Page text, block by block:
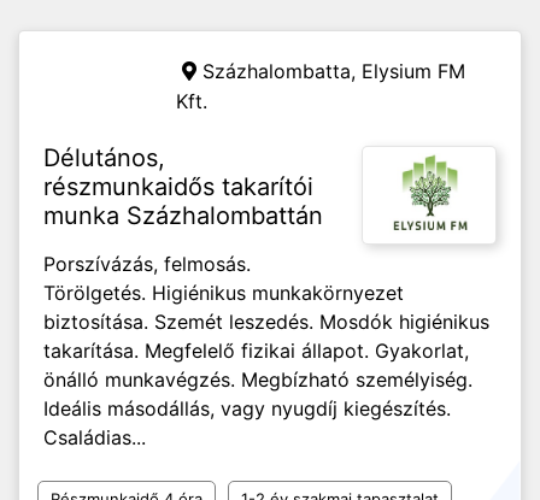
Százhalombatta, Elysium FM
Kft.
Délutános,
részmunkaidős takarítói
munka Százhalombattán
Porszívázás, felmosás.
Törölgetés. Higiénikus munkakörnyezet
biztosítása. Szemét leszedés. Mosdók higiénikus
takarítása. Megfelelő fizikai állapot. Gyakorlat,
önálló munkavégzés. Megbízható személyiség.
Ideális másodállás, vagy nyugdíj kiegészítés.
Családias...